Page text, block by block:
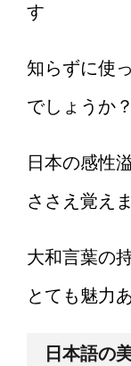
す
知らずに使
でしょうか？
日本の感性
ささえ覚えま
大和言葉の
とても魅力
日本語の